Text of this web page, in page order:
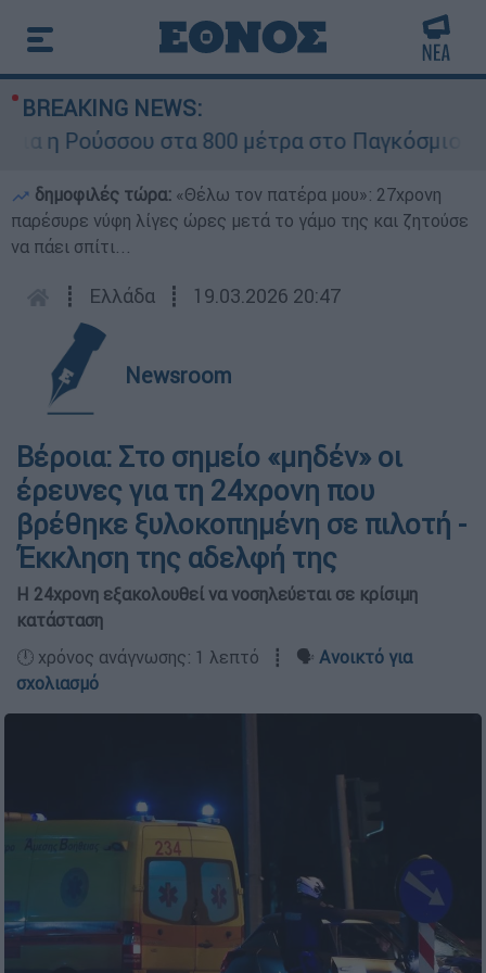
BREAKING NEWS:
η Ρούσσου στα 800 μέτρα στο Παγκόσμιο
δημοφιλές τώρα: «Θέλω τον πατέρα μου»: 27χρονη
παρέσυρε νύφη λίγες ώρες μετά το γάμο της και ζητούσε
να πάει σπίτι...
┋ Ελλάδα ┋ 19.03.2026 20:47
Newsroom
Βέροια: Στο σημείο «μηδέν» οι
έρευνες για τη 24χρονη που
βρέθηκε ξυλοκοπημένη σε πιλοτή -
Έκκληση της αδελφή της
Η 24χρονη εξακολουθεί να νοσηλεύεται σε κρίσιμη
κατάσταση
🕛 χρόνος ανάγνωσης: 1 λεπτό ┋ 🗣️ Ανοικτό για
σχολιασμό